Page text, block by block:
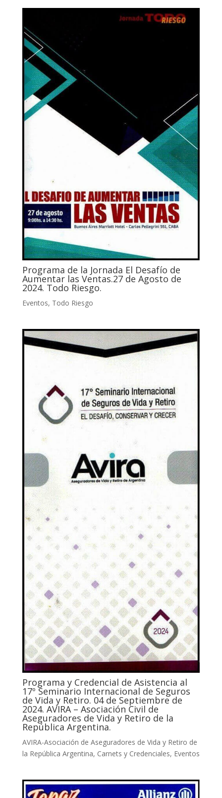
Programa de la Jornada El Desafío de
Aumentar las Ventas.27 de Agosto de
2024. Todo Riesgo.
Eventos, Todo Riesgo
Programa y Credencial de Asistencia al
17º Seminario Internacional de Seguros
de Vida y Retiro. 04 de Septiembre de
2024. AVIRA – Asociación Civil de
Aseguradores de Vida y Retiro de la
República Argentina.
AVIRA-Asociación de Aseguradores de Vida y Retiro de
la República Argentina, Carnets y Credenciales, Eventos